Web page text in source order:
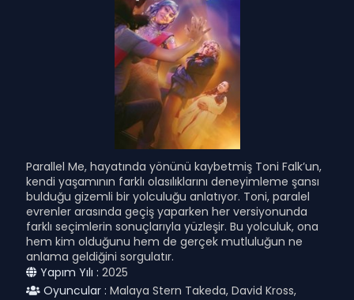
Parallel Me, hayatında yönünü kaybetmiş Toni Falk’un,
kendi yaşamının farklı olasılıklarını deneyimleme şansı
bulduğu gizemli bir yolculuğu anlatıyor. Toni, paralel
evrenler arasında geçiş yaparken her versiyonunda
farklı seçimlerin sonuçlarıyla yüzleşir. Bu yolculuk, ona
hem kim olduğunu hem de gerçek mutluluğun ne
anlama geldiğini sorgulatır.
Yapım Yılı : 2025
Oyuncular : Malaya Stern Takeda, David Kross,